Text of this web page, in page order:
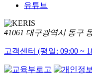
유튜브
41061 대구광역시 동구
고객센터 (평일: 09:00 ~